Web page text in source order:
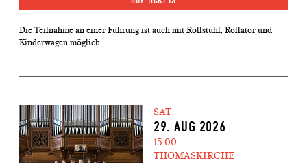
Die Teilnahme an einer Führung ist auch mit Rollstuhl, Rollator und
Kinderwagen möglich.
SAT
29. AUG 2026
15.00
THOMASKIRCHE